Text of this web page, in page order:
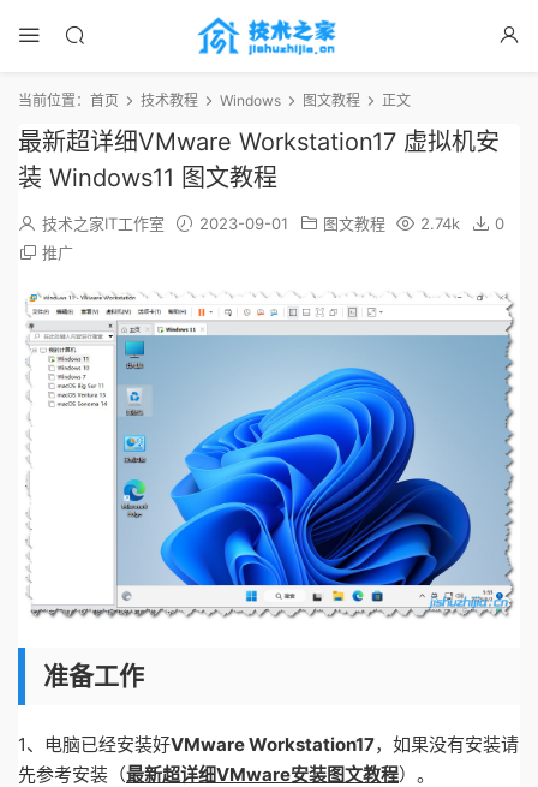
当前位置： 首页 技术教程 Windows 图文教程 正文
最新超详细VMware Workstation17 虚拟机安
装 Windows11 图文教程
技术之家IT工作室 2023-09-01 图文教程 2.74k
0
推广
准备工作
1、电脑已经安装好VMware Workstation17，如果没有安装请
先参考安装（最新超详细VMware安装图文教程）。